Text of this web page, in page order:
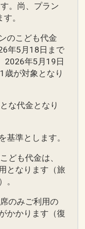
。尚、プラン
。
のこども代金
年5月18日まで
2026年5月19日
歳が対象となり
な代金となり
準とします。
ども代金は、
となります（旅
。
のみご利用の
かかります（復